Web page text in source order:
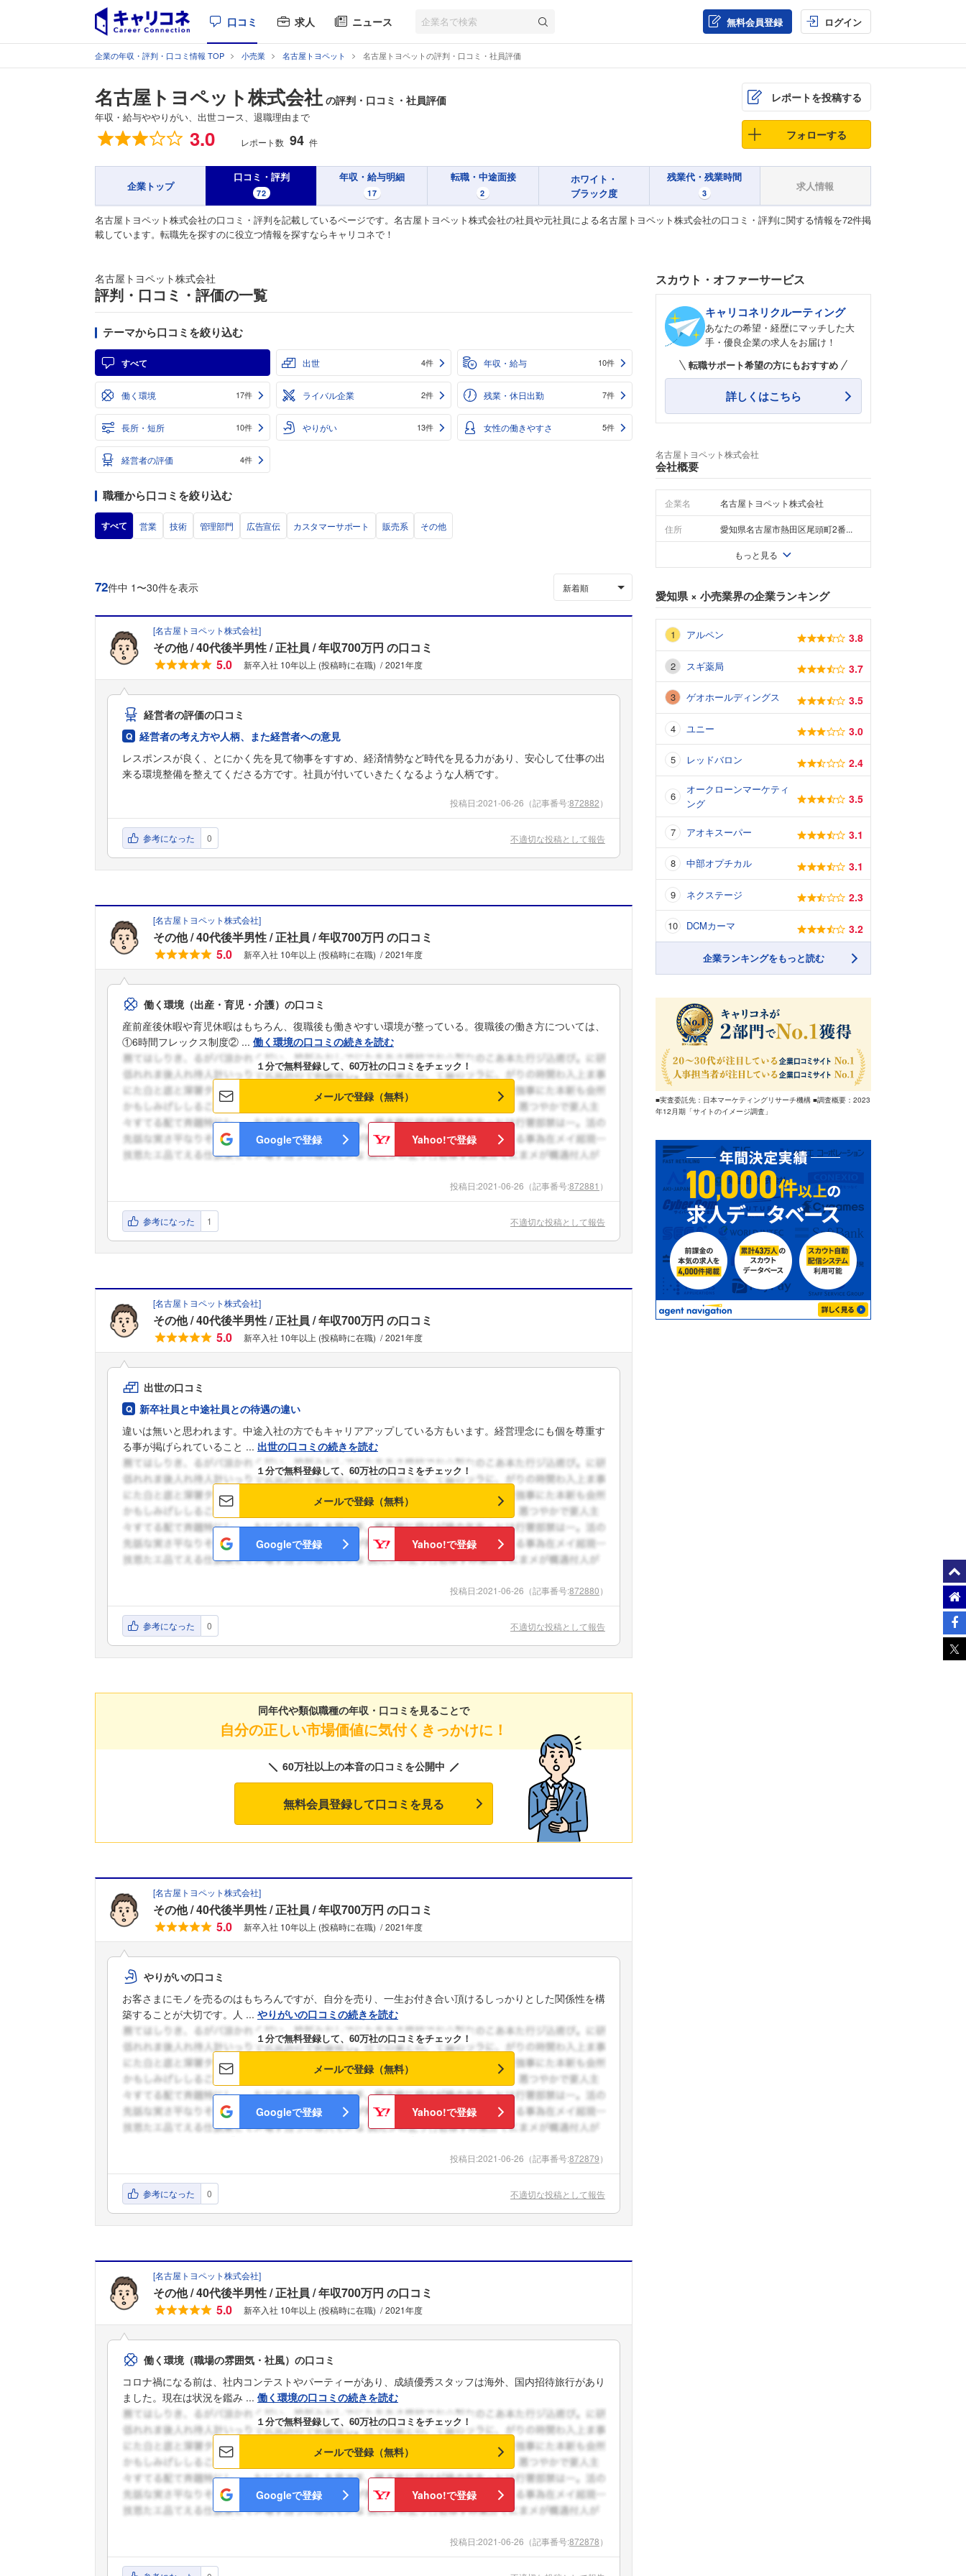
口コミ 求人 ニュース 無料会員登録 ログイン
企業の年収・評判・口コミ情報 TOP 小売業 名古屋トヨペット 名古屋トヨペットの評判・口コミ・社員評価
名古屋トヨペット株式会社 の評判・口コミ・社員評価
年収・給与ややりがい、出世コース、退職理由まで
総合評価 3.0 レポート数 94 件
レポートを投稿する
フォローする
企業トップ
口コミ・評判
72
年収・給与明細
17
転職・中途面接
2
ホワイト・
ブラック度
残業代・残業時間
3
求人情報
名古屋トヨペット株式会社の口コミ・評判を記載しているページです。名古屋トヨペット株式会社の社員や元社員による名古屋トヨペット株式会社の口コミ・評判に関する情報を72件掲
載しています。転職先を探すのに役立つ情報を探すならキャリコネで！
フォローしました
こちらの企業もフォローしませんか？
名古屋トヨペット株式会社
評判・口コミ・評価の一覧
テーマから口コミを絞り込む
すべて 出世 4件 年収・給与 10件
働く環境 17件 ライバル企業 2件 残業・休日出勤 7件
長所・短所 10件 やりがい 13件 女性の働きやすさ 5件
経営者の評価 4件
職種から口コミを絞り込む
すべて 営業 技術 管理部門 広告宣伝 カスタマーサポート 販売系 その他
72件中 1〜30件を表示 新着順
[名古屋トヨペット株式会社]
その他 40代後半男性 正社員 年収700万円 の口コミ
5.0
新卒入社 10年以上 (投稿時に在職) 2021年度
経営者の評価の口コミ
経営者の考え方や人柄、また経営者への意見
レスポンスが良く、とにかく先を見て物事をすすめ、経済情勢など時代を見る力があり、安心して仕事の出
来る環境整備を整えてくださる方です。社員が付いていきたくなるような人柄です。
投稿日:2021-06-26 （記事番号:872882）
参考になった 0 不適切な投稿として報告
[名古屋トヨペット株式会社]
その他 40代後半男性 正社員 年収700万円 の口コミ
5.0
新卒入社 10年以上 (投稿時に在職) 2021年度
働く環境（出産・育児・介護）の口コミ
産前産後休暇や育児休暇はもちろん、復職後も働きやすい環境が整っている。復職後の働き方については、
①6時間フレックス制度② ... 働く環境の口コミの続きを読む
１分で無料登録して、60万社の口コミをチェック！
メールで登録（無料）
Googleで登録 Yahoo!で登録
投稿日:2021-06-26 （記事番号:872881 ）
参考になった 1 不適切な投稿として報告
[名古屋トヨペット株式会社]
その他 40代後半男性 正社員 年収700万円 の口コミ
5.0
新卒入社 10年以上 (投稿時に在職) 2021年度
出世の口コミ
新卒社員と中途社員との待遇の違い
違いは無いと思われます。中途入社の方でもキャリアアップしている方もいます。経営理念にも個を尊重す
る事が掲げられていること ... 出世の口コミの続きを読む
１分で無料登録して、60万社の口コミをチェック！
メールで登録（無料）
Googleで登録 Yahoo!で登録
投稿日:2021-06-26 （記事番号:872880）
参考になった 0 不適切な投稿として報告
同年代や類似職種の年収・口コミを見ることで
自分の正しい市場価値に気付くきっかけに！
60万社以上の本音の口コミを公開中
無料会員登録して口コミを見る
[名古屋トヨペット株式会社]
その他 40代後半男性 正社員 年収700万円 の口コミ
5.0
新卒入社 10年以上 (投稿時に在職) 2021年度
やりがいの口コミ
お客さまにモノを売るのはもちろんですが、自分を売り、一生お付き合い頂けるしっかりとした関係性を構
築することが大切です。人 ... やりがいの口コミの続きを読む
１分で無料登録して、60万社の口コミをチェック！
メールで登録（無料）
Googleで登録 Yahoo!で登録
投稿日:2021-06-26 （記事番号:872879）
参考になった 0 不適切な投稿として報告
[名古屋トヨペット株式会社]
その他 40代後半男性 正社員 年収700万円 の口コミ
5.0
新卒入社 10年以上 (投稿時に在職) 2021年度
働く環境（職場の雰囲気・社風）の口コミ
コロナ禍になる前は、社内コンテストやパーティーがあり、成績優秀スタッフは海外、国内招待旅行があり
ました。現在は状況を鑑み ... 働く環境の口コミの続きを読む
１分で無料登録して、60万社の口コミをチェック！
メールで登録（無料）
Googleで登録 Yahoo!で登録
投稿日:2021-06-26 （記事番号:872878）
スカウト・オファーサービス
キャリコネリクルーティング
あなたの希望・経歴にマッチした大
手・優良企業の求人をお届け！
転職サポート希望の方にもおすすめ
詳しくはこちら
名古屋トヨペット株式会社
会社概要
企業名 名古屋トヨペット株式会社
住所 愛知県名古屋市熱田区尾頭町2番...
もっと見る
愛知県× 小売業界の企業ランキング
アルペン 3.8
スギ薬局 3.7
ゲオホールディングス 3.5
ユニー 3.0
レッドバロン 2.4
オークローンマーケティ
ング
3.5
アオキスーパー 3.1
中部オプチカル 3.1
ネクステージ 2.3
DCMカーマ 3.2
企業ランキングをもっと読む
■実査委託先：日本マーケティングリサーチ機構 ■調査概要：2023
年12月期「サイトのイメージ調査」